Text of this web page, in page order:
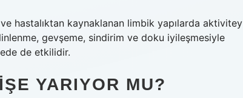
hastalıktan kaynaklanan limbik yapılarda
gevşeme, sindirim ve doku iyileşmesiyle
de etkilidir.
YARIYOR MU?